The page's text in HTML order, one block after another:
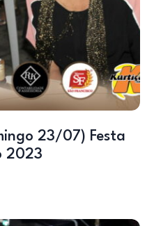
23/07) Festa
2023